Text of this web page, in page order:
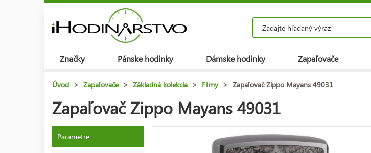
Značky Pánske hodinky Dámske hodinky Zapaľovače
Úvod > Zapaľovače > Základná kolekcia > Filmy > Zapaľovač Zippo Mayans 49031
Zapaľovač Zippo Mayans 49031
Parametre